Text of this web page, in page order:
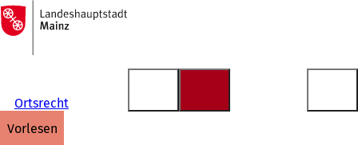
Inhalt anspringen
Zur
Startseite
Ortsrecht
vorlesen